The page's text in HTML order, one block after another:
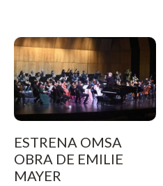
ESTRENA OMSA
OBRA DE EMILIE
MAYER